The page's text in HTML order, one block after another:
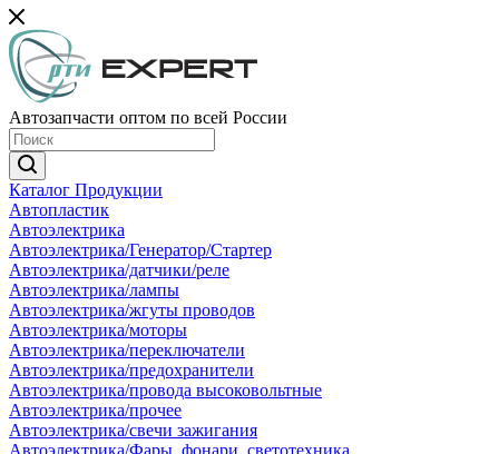
Автозапчасти оптом по всей России
Каталог Продукции
Автопластик
Автоэлектрика
Автоэлектрика/Генератор/Стартер
Автоэлектрика/датчики/реле
Автоэлектрика/лампы
Автоэлектрика/жгуты проводов
Автоэлектрика/моторы
Автоэлектрика/переключатели
Автоэлектрика/предохранители
Автоэлектрика/провода высоковольтные
Автоэлектрика/прочее
Автоэлектрика/свечи зажигания
Автоэлектрика/Фары, фонари. светотехника